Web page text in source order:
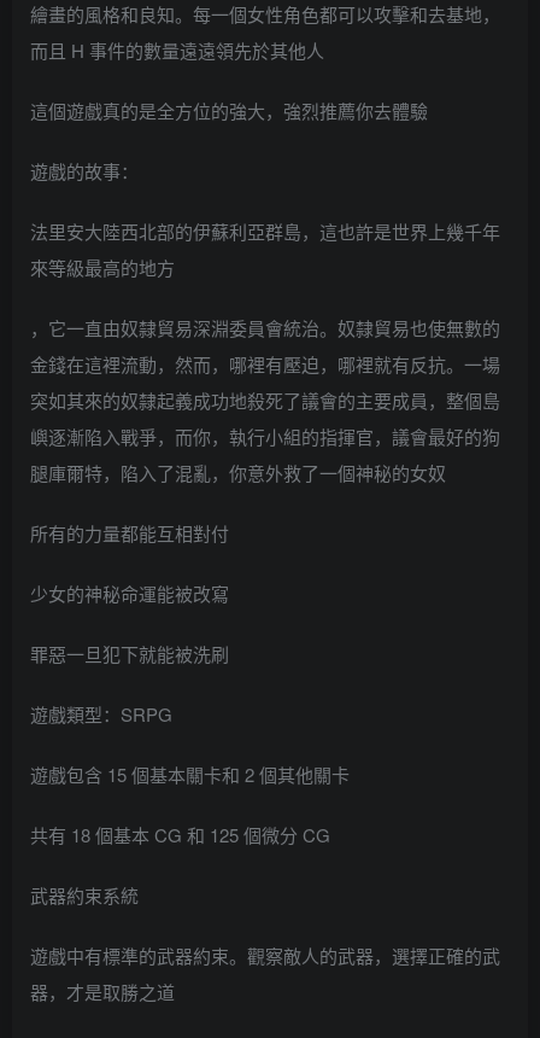
繪畫的風格和良知。每一個女性角色都可以攻擊和去基地，
而且 H 事件的數量遠遠領先於其他人
這個遊戲真的是全方位的強大，強烈推薦你去體驗
遊戲的故事：
法里安大陸西北部的伊蘇利亞群島，這也許是世界上幾千年
來等級最高的地方
，它一直由奴隸貿易深淵委員會統治。奴隸貿易也使無數的
金錢在這裡流動，然而，哪裡有壓迫，哪裡就有反抗。一場
突如其來的奴隸起義成功地殺死了議會的主要成員，整個島
嶼逐漸陷入戰爭，而你，執行小組的指揮官，議會最好的狗
腿庫爾特，陷入了混亂，你意外救了一個神秘的女奴
所有的力量都能互相對付
少女的神秘命運能被改寫
罪惡一旦犯下就能被洗刷
遊戲類型：SRPG
遊戲包含 15 個基本關卡和 2 個其他關卡
共有 18 個基本 CG 和 125 個微分 CG
武器約束系統
遊戲中有標準的武器約束。觀察敵人的武器，選擇正確的武
器，才是取勝之道